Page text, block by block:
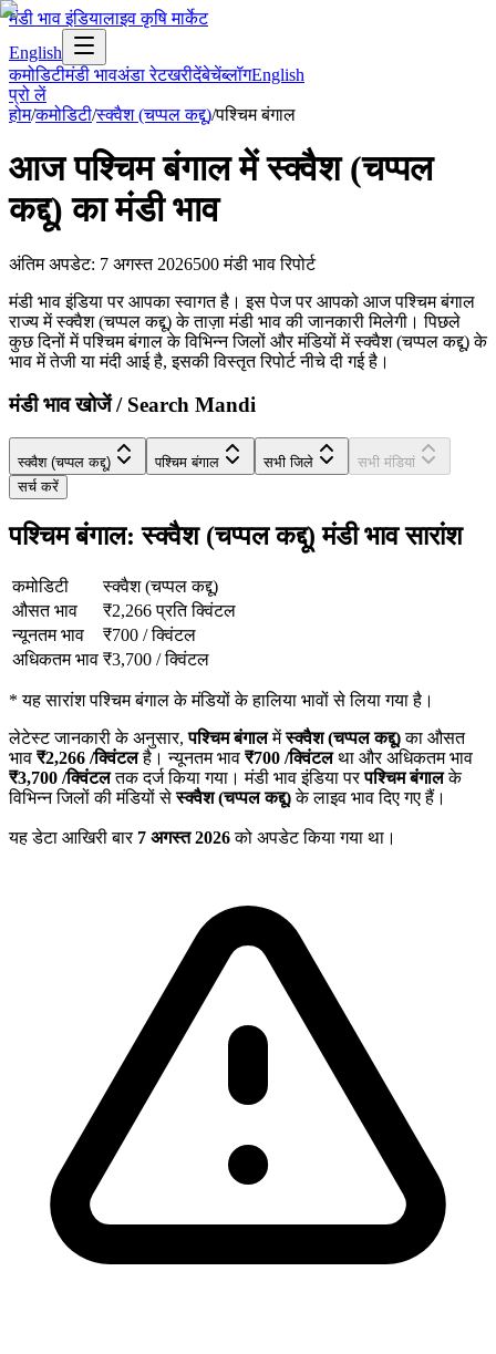
मंडी भाव इंडियालाइव कृषि मार्केट
English
कमोडिटीमंडी भावअंडा रेटखरीदेंबेचेंब्लॉगEnglish
प्रो लें
होम/कमोडिटी/स्क्वैश (चप्पल कद्दू)/पश्चिम बंगाल
आजपश्चिम बंगालमेंस्क्वैश (चप्पल
कद्दू) का मंडी भाव
अंतिम अपडेट: 7 अगस्त 2026500 मंडी भाव रिपोर्ट
मंडी भाव इंडिया पर आपका स्वागत है। इस पेज पर आपको आज पश्चिम बंगाल
राज्य में स्क्वैश (चप्पल कद्दू) के ताज़ा मंडी भाव की जानकारी मिलेगी। पिछले
कुछ दिनों में पश्चिम बंगाल के विभिन्न जिलों और मंडियों में स्क्वैश (चप्पल कद्दू) के
भाव में तेजी या मंदी आई है, इसकी विस्तृत रिपोर्ट नीचे दी गई है।
मंडी भाव खोजें / Search Mandi
स्क्वैश (चप्पल कद्दू) पश्चिम बंगाल सभी जिले
सभी मंडियां
सर्च करें
पश्चिम बंगाल: स्क्वैश (चप्पल कद्दू) मंडी भाव सारांश
कमोडिटी
स्क्वैश (चप्पल कद्दू)
औसत भाव
₹2,266 प्रति क्विंटल
न्यूनतम भाव
₹700 /क्विंटल
अधिकतम भाव ₹3,700 /क्विंटल
*यह सारांश पश्चिम बंगाल के मंडियों के हालिया भावों से लिया गया है।
लेटेस्ट जानकारी के अनुसार,पश्चिम बंगालमेंस्क्वैश (चप्पल कद्दू)का औसत
भाव ₹2,266 /क्विंटलहै। न्यूनतम भाव ₹700 /क्विंटलथा और अधिकतम भाव
₹3,700 /क्विंटलतक दर्ज किया गया। मंडी भाव इंडिया परपश्चिम बंगालके
विभिन्न जिलों की मंडियों सेस्क्वैश (चप्पल कद्दू)के लाइव भाव दिए गए हैं।
यह डेटा आखिरी बार 7 अगस्त 2026को अपडेट किया गया था।